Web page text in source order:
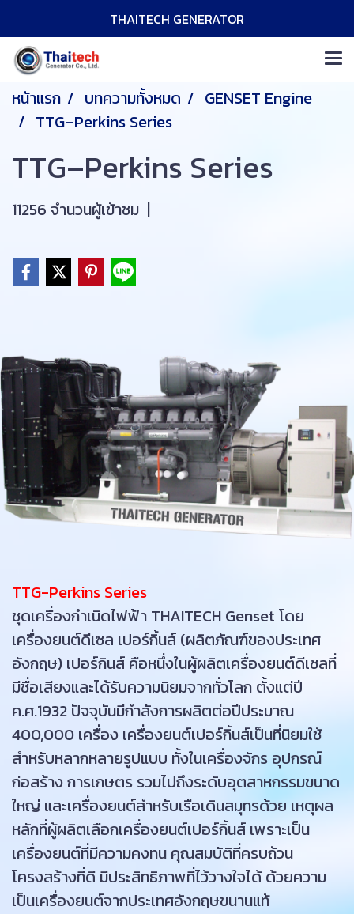
THAITECH GENERATOR
หน้าแรก บทความทั้งหมด
GENSET Engine
TTG–Perkins Series
TTG–Perkins Series
11256 จำนวนผู้เข้าชม |
TTG-Perkins Series
ชุดเครื่องกำเนิดไฟฟ้า THAITECH Genset โดย
เครื่องยนต์ดีเซล เปอร์กิ้นส์ (ผลิตภัณฑ์ของประเทศ
อังกฤษ) เปอร์กินส์ คือหนึ่งในผู้ผลิตเครื่องยนต์ดีเซลที่
มีชื่อเสียงและได้รับความนิยมจากทั่วโลก ตั้งแต่ปี
ค.ศ.1932 ปัจจุบันมีกำลังการผลิตต่อปีประมาณ
400,000 เครื่อง เครื่องยนต์เปอร์กิ้นส์เป็นที่นิยมใช้
สำหรับหลากหลายรูปแบบ ทั้งในเครื่องจักร อุปกรณ์
ก่อสร้าง การเกษตร รวมไปถึงระดับอุตสาหกรรมขนาด
ใหญ่ และเครื่องยนต์สำหรับเรือเดินสมุทรด้วย เหตุผล
หลักที่ผู้ผลิตเลือกเครื่องยนต์เปอร์กิ้นส์ เพราะเป็น
เครื่องยนต์ที่มีความคงทน คุณสมบัติที่ครบถ้วน
โครงสร้างที่ดี มีประสิทธิภาพที่ไว้วางใจได้ ด้วยความ
เป็นเครื่องยนต์จากประเทศอังกฤษขนานแท้